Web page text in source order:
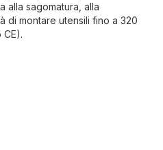
alla sagomatura, alla
di montare utensili fino a 320
CE).